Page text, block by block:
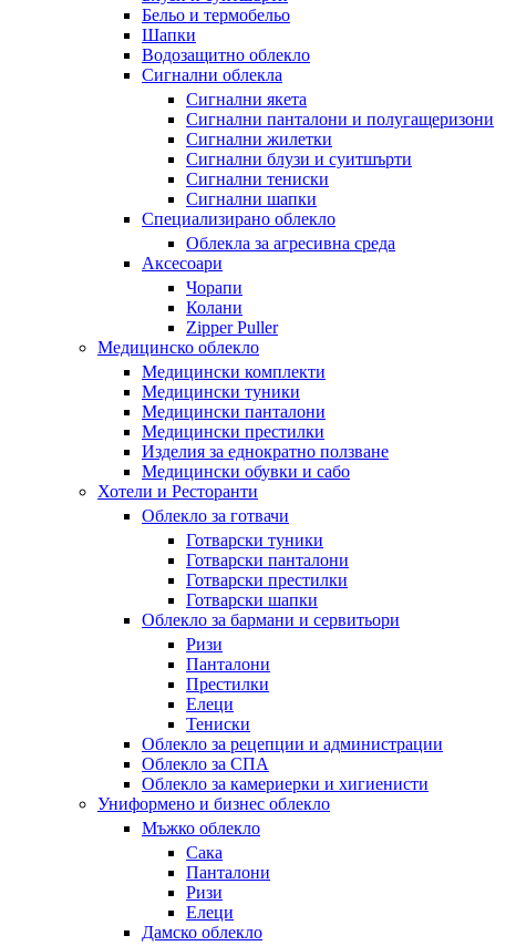
Бельо и термобельо
Шапки
Водозащитно облекло
Сигнални облекла
Сигнални якета
Сигнални панталони и полугащеризони
Сигнални жилетки
Сигнални блузи и суитшърти
Сигнални тениски
Сигнални шапки
Специализирано облекло
Облекла за агресивна среда
Аксесоари
Чорапи
Колани
Zipper Puller
Медицинско облекло
Медицински комплекти
Медицински туники
Медицински панталони
Медицински престилки
Изделия за еднократно ползване
Медицински обувки и сабо
Хотели и Ресторанти
Облекло за готвачи
Готварски туники
Готварски панталони
Готварски престилки
Готварски шапки
Облекло за бармани и сервитьори
Ризи
Панталони
Престилки
Елеци
Тениски
Облекло за рецепции и администрации
Облекло за СПА
Облекло за камериерки и хигиенисти
Униформено и бизнес облекло
Мъжко облекло
Сака
Панталони
Ризи
Елеци
Дамско облекло